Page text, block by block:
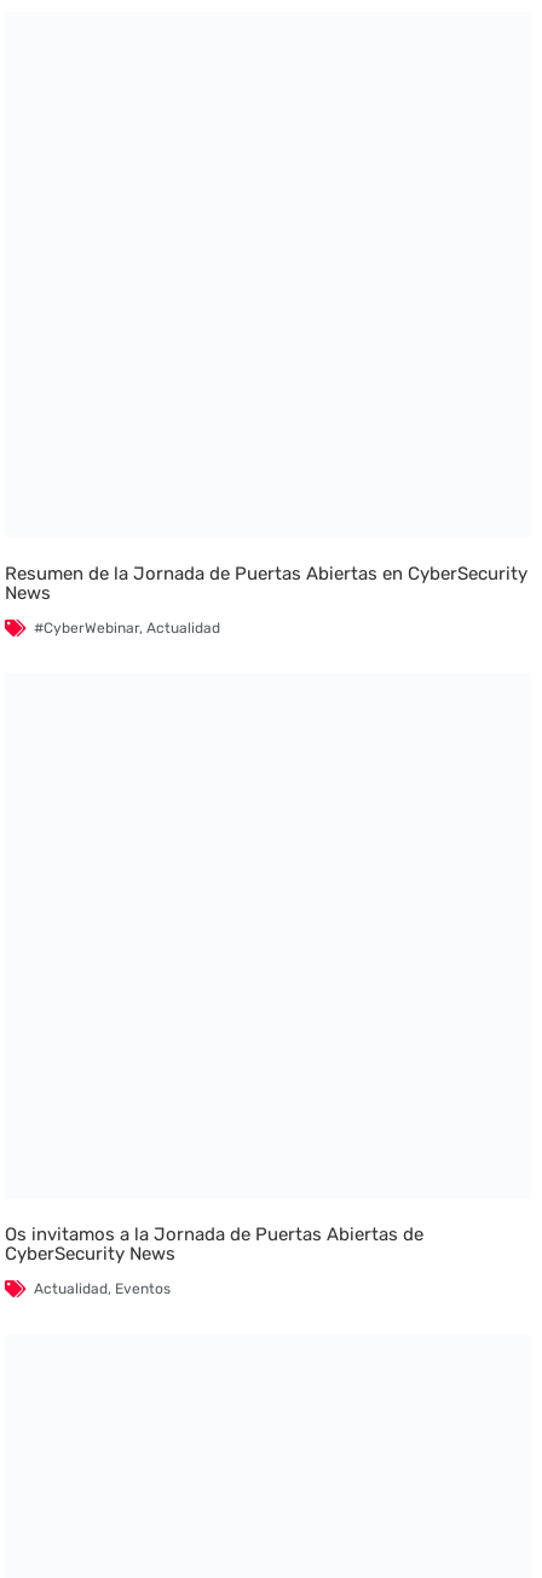
Resumen de la Jornada de Puertas Abiertas en CyberSecurity
News
#CyberWebinar,Actualidad
Os invitamos a la Jornada de Puertas Abiertas de
CyberSecurity News
Actualidad, Eventos